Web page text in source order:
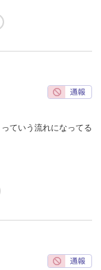
ていう流れになってる